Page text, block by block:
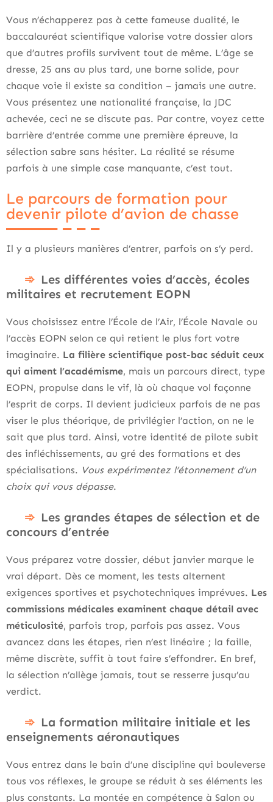
Vous n’échapperez pas à cette fameuse dualité, le
baccalauréat scientifique valorise votre dossier alors
que d’autres profils survivent tout de même. L’âge se
dresse, 25 ans au plus tard, une borne solide, pour
chaque voie il existe sa condition – jamais une autre.
Vous présentez une nationalité française, la JDC
achevée, ceci ne se discute pas. Par contre, voyez cette
barrière d’entrée comme une première épreuve, la
sélection sabre sans hésiter. La réalité se résume
parfois à une simple case manquante, c’est tout.
Le parcours de formation pour
devenir pilote d’avion de chasse
Il y a plusieurs manières d’entrer, parfois on s’y perd.
Les différentes voies d’accès, écoles
militaires et recrutement EOPN
Vous choisissez entre l’École de l’Air, l’École Navale ou
l’accès EOPN selon ce qui retient le plus fort votre
imaginaire. La filière scientifique post-bac séduit ceux
qui aiment l’académisme, mais un parcours direct, type
EOPN, propulse dans le vif, là où chaque vol façonne
l’esprit de corps. Il devient judicieux parfois de ne pas
viser le plus théorique, de privilégier l’action, on ne le
sait que plus tard. Ainsi, votre identité de pilote subit
des infléchissements, au gré des formations et des
spécialisations. Vous expérimentez l’étonnement d’un
choix qui vous dépasse.
Les grandes étapes de sélection et de
concours d’entrée
Vous préparez votre dossier, début janvier marque le
vrai départ. Dès ce moment, les tests alternent
exigences sportives et psychotechniques imprévues. Les
commissions médicales examinent chaque détail avec
méticulosité, parfois trop, parfois pas assez. Vous
avancez dans les étapes, rien n’est linéaire ; la faille,
même discrète, suffit à tout faire s’effondrer. En bref,
la sélection n’allège jamais, tout se resserre jusqu’au
verdict.
La formation militaire initiale et les
enseignements aéronautiques
Vous entrez dans le bain d’une discipline qui bouleverse
tous vos réflexes, le groupe se réduit à ses éléments les
plus constants. La montée en compétence à Salon ou